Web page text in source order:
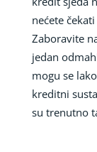
nećete
Zaboravite
jedan
mogu se
kreditni
su trenutno